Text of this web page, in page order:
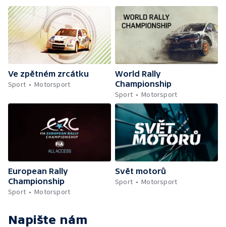
Ve zpětném zrcátku
Sport
Motorsport
World Rally
Championship
Sport
Motorsport
European Rally
Championship
Sport
Motorsport
Svět motorů
Sport
Motorsport
Napište nám